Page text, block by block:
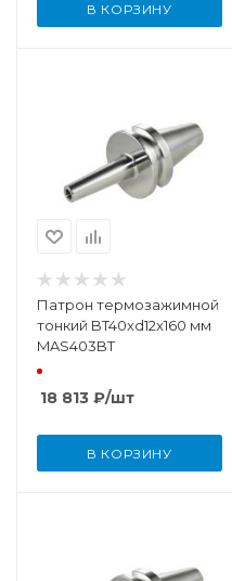
В КОРЗИНУ
Патрон термозажимной
тонкий BT40xd12x160 мм
MAS403BT
18 813 ₽/шт
В КОРЗИНУ